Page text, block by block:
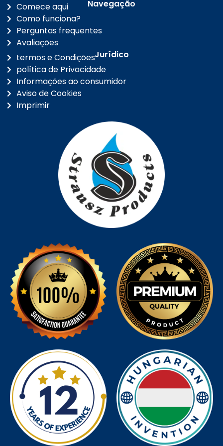
Navegação
Comece aqui
Como funciona?
Perguntas frequentes
Avaliações
Jurídico
termos e Condições
política de Privacidade
Informações ao consumidor
Aviso de Cookies
Imprimir